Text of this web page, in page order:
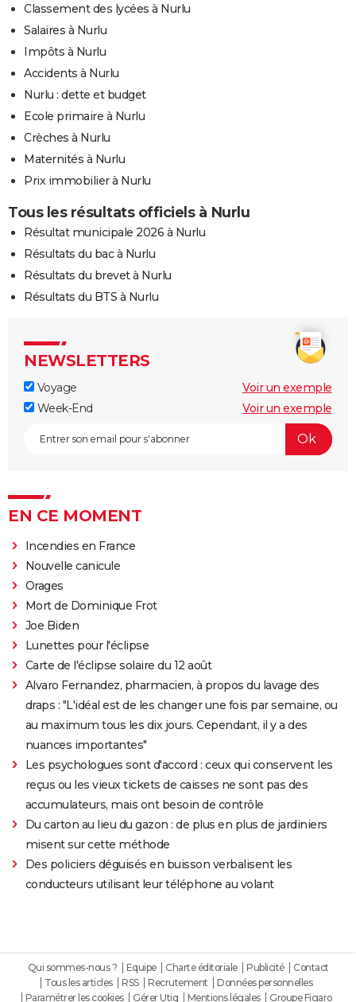
Classement des lycées à Nurlu
Salaires à Nurlu
Impôts à Nurlu
Accidents à Nurlu
Nurlu : dette et budget
Ecole primaire à Nurlu
Crèches à Nurlu
Maternités à Nurlu
Prix immobilier à Nurlu
Tous les résultats officiels à Nurlu
Résultat municipale 2026 à Nurlu
Résultats du bac à Nurlu
Résultats du brevet à Nurlu
Résultats du BTS à Nurlu
NEWSLETTERS
Voyage
Voir un exemple
Week-End
Voir un exemple
EN CE MOMENT
Incendies en France
Nouvelle canicule
Orages
Mort de Dominique Frot
Joe Biden
Lunettes pour l'éclipse
Carte de l'éclipse solaire du 12 août
Alvaro Fernandez, pharmacien, à propos du lavage des
draps : "L'idéal est de les changer une fois par semaine, ou
au maximum tous les dix jours. Cependant, il y a des
nuances importantes"
Les psychologues sont d'accord : ceux qui conservent les
reçus ou les vieux tickets de caisses ne sont pas des
accumulateurs, mais ont besoin de contrôle
Du carton au lieu du gazon : de plus en plus de jardiniers
misent sur cette méthode
Des policiers déguisés en buisson verbalisent les
conducteurs utilisant leur téléphone au volant
Qui sommes-nous ? Equipe Charte éditoriale Publicité
Contact
Tous les articles
RSS Recrutement
Données personnelles
Paramétrer les cookies
Gérer Utiq Mentions légales Groupe Figaro